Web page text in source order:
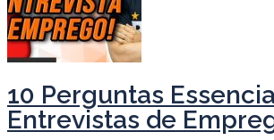
10 Perguntas
Entrevistas de